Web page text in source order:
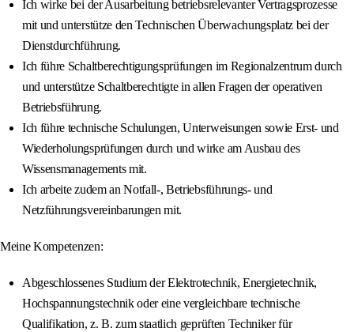
Ich wirke bei der Ausarbeitung betriebsrelevanter Vertragsprozesse
mit und unterstütze den Technischen Überwachungsplatz bei der
Dienstdurchführung.
Ich führe Schaltberechtigungsprüfungen im Regionalzentrum durch
und unterstütze Schaltberechtigte in allen Fragen der operativen
Betriebsführung.
Ich führe technische Schulungen, Unterweisungen sowie Erst‐ und
Wiederholungsprüfungen durch und wirke am Ausbau des
Wissensmanagements mit.
Ich arbeite zudem an Notfall‐, Betriebsführungs‐ und
Netzführungsvereinbarungen mit.
Meine Kompetenzen:
Abgeschlossenes Studium der Elektrotechnik, Energietechnik,
Hochspannungstechnik oder eine vergleichbare technische
Qualifikation, z. B. zum staatlich geprüften Techniker für